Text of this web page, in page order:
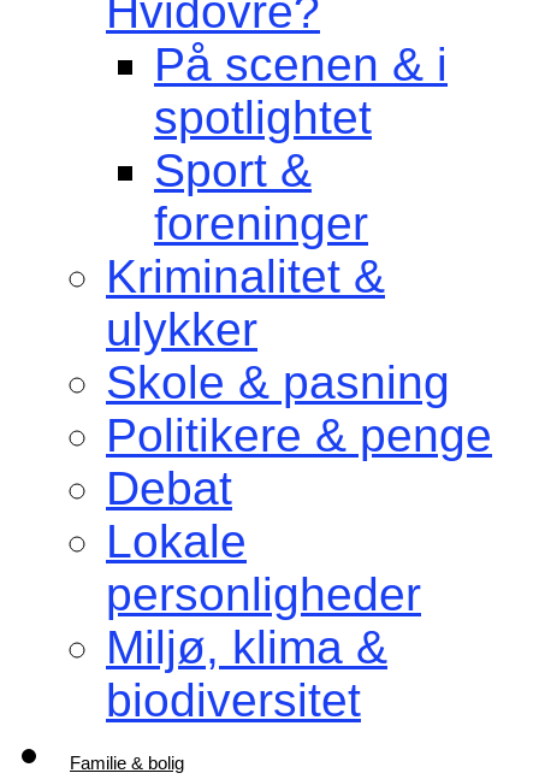
Hvidovre?
På scenen & i
spotlightet
Sport &
foreninger
Kriminalitet &
ulykker
Skole & pasning
Politikere & penge
Debat
Lokale
personligheder
Miljø, klima &
biodiversitet
Familie & bolig